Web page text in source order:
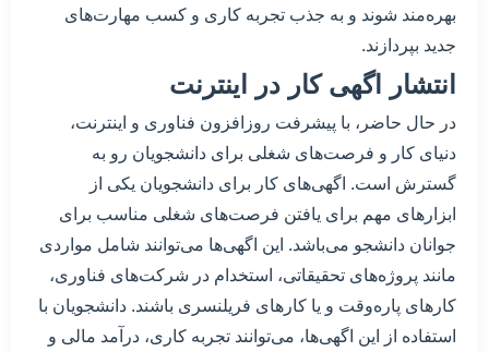
بهره‌مند شوند و به جذب تجربه کاری و کسب مهارت‌های
جدید بپردازند.
انتشار اگهی کار در اینترنت
در حال حاضر، با پیشرفت روزافزون فناوری و اینترنت،
دنیای کار و فرصت‌های شغلی برای دانشجویان رو به
گسترش است. اگهی‌های کار برای دانشجویان یکی از
ابزارهای مهم برای یافتن فرصت‌های شغلی مناسب برای
جوانان دانشجو می‌باشد. این اگهی‌ها می‌توانند شامل مواردی
مانند پروژه‌های تحقیقاتی، استخدام در شرکت‌های فناوری،
کارهای پاره‌وقت و یا کارهای فریلنسری باشند. دانشجویان با
استفاده از این اگهی‌ها، می‌توانند تجربه کاری، درآمد مالی و